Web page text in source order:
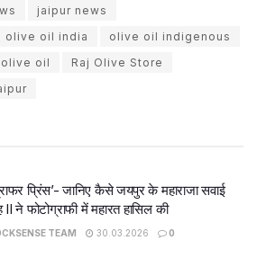
jaipur news
olive oil india
olive oil indigenous
oil
Raj Olive Store
प्रिंस’- जानिए कैसे जयपुर के महाराजा सवाई
II ने फोटोग्राफी में महारत हासिल की
TEAM 30.03.2026 0